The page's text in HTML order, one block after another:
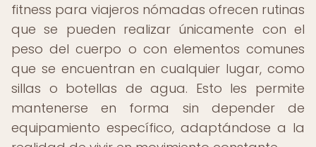
fitness para viajeros nómadas ofrecen rutinas
que se pueden realizar únicamente con el
peso del cuerpo o con elementos comunes
que se encuentran en cualquier lugar, como
sillas o botellas de agua. Esto les permite
mantenerse en forma sin depender de
equipamiento específico, adaptándose a la